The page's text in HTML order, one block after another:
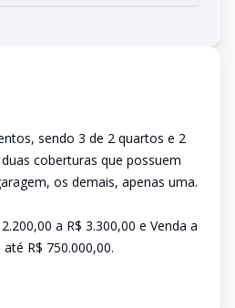
sendo 3 de 2 quartos e 2
coberturas que possuem
os demais, apenas uma.
a R$ 3.300,00 e Venda a
R$ 750.000,00.